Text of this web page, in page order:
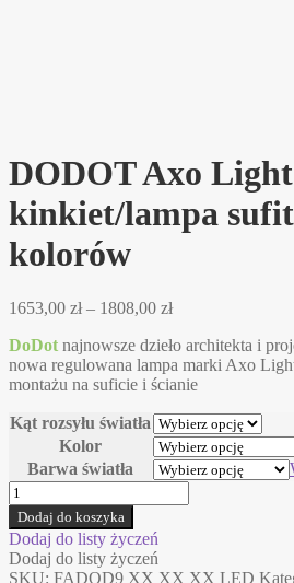
DODOT Axo Light
kinkiet/lampa
kolorów
1653,00 zł – 1808,00 złZakres
od
1653,00 zł
do
DoDot najnowsze dzieło architekta i
nowa regulowana lampa marki Axo
montażu na suficie i ścianie
Kąt rozsyłu światła
Kolor
Barwa światła
ilość
DODOT
Axo
Light
kinkiet/lampa
Dodaj do koszyka
Dodaj do listy życzeń
Dodaj do listy życzeń
SKU: FADOD9 XX XX XX LED